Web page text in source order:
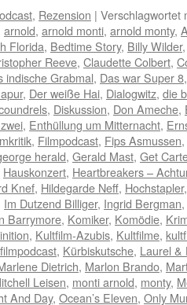
, Rezension | Verschlagwortet
arnold, arnold monti, arnold monty,
Florida, Bedtime Story, Billy Wilder
Reeve, Claudette Colbert,
indische Grabmal, Das war Super 8
, Der weiße Hai, Dialogwitz, die
, Diskussion, Don Ameche,
, Enthüllung um Mitternacht,
, Filmpodcast, Fips Asmussen,
herald, Gerald Mast, Get
Hauskonzert, Heartbreakers –
Knef, Hildegarde Neff, Hochstapler
Im Dutzend Billiger, Ingrid Bergman,
Barrymore, Komiker, Komödie,
, Kultfilm-Azubis, Kultfilme,
, Kürbiskutsche, Laurel &
Dietrich, Marlon Brando,
Leisen, monti arnold, monty,
And Day, Ocean’s Eleven, Only